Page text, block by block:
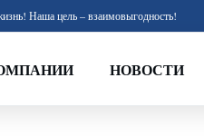
Наша цель – взаимовыгодность!
НОВОСТИ